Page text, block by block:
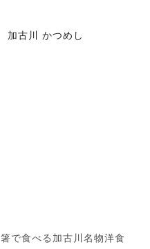
加古川 かつめし
箸で食べる加古川名物洋食